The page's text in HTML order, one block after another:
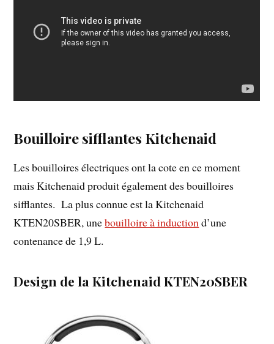
Bouilloire sifflantes Kitchenaid
Les bouilloires électriques ont la cote en ce moment
mais Kitchenaid produit également des bouilloires
sifflantes. La plus connue est la Kitchenaid
KTEN20SBER, unebouilloire à induction d’une
contenance de 1,9 L.
Design de la Kitchenaid KTEN20SBER